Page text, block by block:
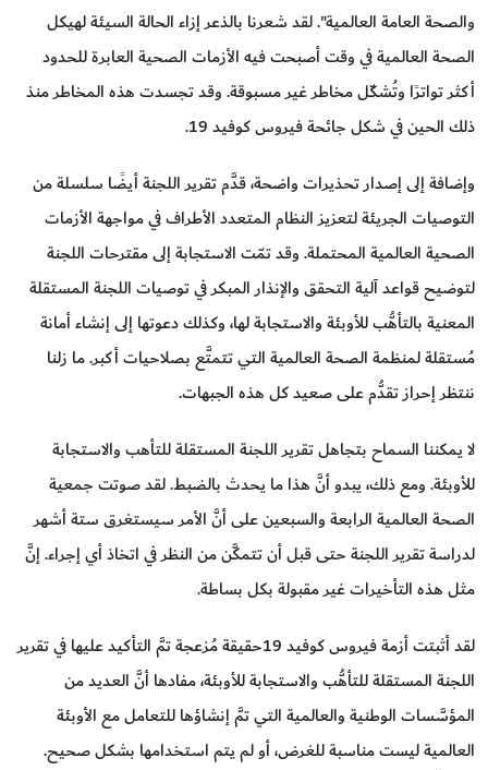
والصحة العامة العالمية". لقد شعرنا بالذعر إزاء الحالة السيئة لهيكل
الصحة العالمية في وقت أصبحت فيه الأزمات الصحية العابرة للحدود
أكثر تواترًا وتُشكّل مخاطر غير مسبوقة. وقد تجسدت هذه المخاطر منذ
ذلك الحين في شكل جائحة فيروس كوفيد 19.
وإضافة إلى إصدار تحذيرات واضحة، قدَّم تقرير اللجنة أيضًا سلسلة من
التوصيات الجريئة لتعزيز النظام المتعدد الأطراف في مواجهة الأزمات
الصحية العالمية المحتملة. وقد تمّت الاستجابة إلى مقترحات اللجنة
لتوضيح قواعد آلية التحقق والإنذار المبكر في توصيات اللجنة المستقلة
المعنية بالتأهُّب للأوبئة والاستجابة لها، وكذلك دعوتها إلى إنشاء أمانة
مُستقلة لمنظمة الصحة العالمية التي تتمتَّع بصلاحيات أكبر. ما زلنا
ننتظر إحراز تقدُّم على صعيد كل هذه الجبهات.
لا يمكننا السماح بتجاهل تقرير اللجنة المستقلة للتأهب والاستجابة
للأوبئة. ومع ذلك، يبدو أنَّ هذا ما يحدث بالضبط. لقد صوتت جمعية
الصحة العالمية الرابعة والسبعين على أنَّ الأمر سيستغرق ستة أشهر
لدراسة تقرير اللجنة حتى قبل أن تتمكَّن من النظر في اتخاذ أي إجراء. إنَّ
مثل هذه التأخيرات غير مقبولة بكل بساطة.
لقد أثبتت أزمة فيروس كوفيد 19حقيقة مُزعجة تمَّ التأكيد عليها في تقرير
اللجنة المستقلة للتأهُّب والاستجابة للأوبئة، مفادها أنَّ العديد من
المؤسَّسات الوطنية والعالمية التي تمَّ إنشاؤها للتعامل مع الأوبئة
العالمية ليست مناسبة للغرض، أو لم يتم استخدامها بشكل صحيح.